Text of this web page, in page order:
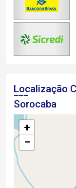
Localização
Sorocaba
+
−